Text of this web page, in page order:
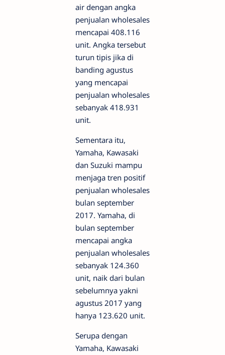
air dengan angka
penjualan wholesales
mencapai 408.116
unit. Angka tersebut
turun tipis jika di
banding agustus
yang mencapai
penjualan wholesales
sebanyak 418.931
unit.
Sementara itu,
Yamaha, Kawasaki
dan Suzuki mampu
menjaga tren positif
penjualan wholesales
bulan september
2017. Yamaha, di
bulan september
mencapai angka
penjualan wholesales
sebanyak 124.360
unit, naik dari bulan
sebelumnya yakni
agustus 2017 yang
hanya 123.620 unit.
Serupa dengan
Yamaha, Kawasaki